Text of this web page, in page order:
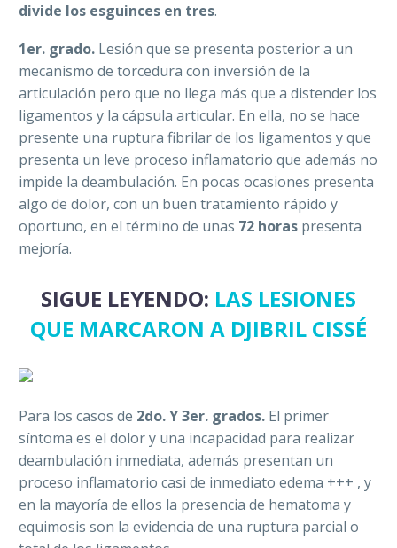
divide los esguinces en tres.
1er. grado. Lesión que se presenta posterior a un
mecanismo de torcedura con inversión de la
articulación pero que no llega más que a distender los
ligamentos y la cápsula articular. En ella, no se hace
presente una ruptura fibrilar de los ligamentos y que
presenta un leve proceso inflamatorio que además no
impide la deambulación. En pocas ocasiones presenta
algo de dolor, con un buen tratamiento rápido y
oportuno, en el término de unas 72 horas presenta
mejoría.
SIGUE LEYENDO: LAS LESIONES
QUE MARCARON A DJIBRIL CISSÉ
Para los casos de 2do. Y 3er. grados. El primer
síntoma es el dolor y una incapacidad para realizar
deambulación inmediata, además presentan un
proceso inflamatorio casi de inmediato edema +++ , y
en la mayoría de ellos la presencia de hematoma y
equimosis son la evidencia de una ruptura parcial o